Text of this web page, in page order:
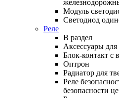
Модуль
Светодиод
Реле
В раздел
Аксессуары
Блок-контакт с
Оптрон
Радиатор для
Реле
безопасности